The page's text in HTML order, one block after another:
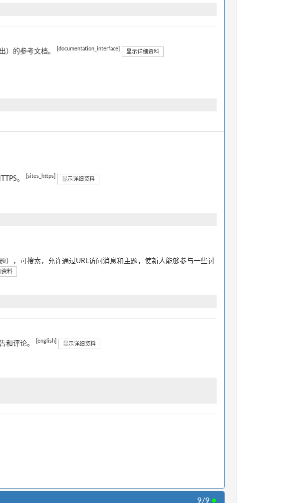
）的参考文档。 [documentation_interface] 显示详细资料
。 [sites_https] 显示详细资料
），可搜索，允许通过URL访问消息和主题，使新人能够参与一些讨
资料
和评论。 [english] 显示详细资料
9/9 ●